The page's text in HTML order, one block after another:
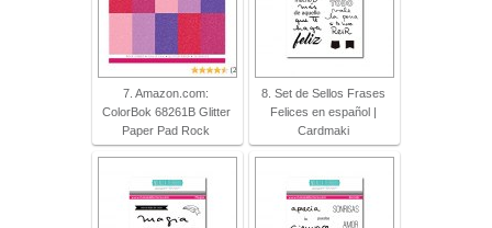
7. Amazon.com:
ColorBok 68261B Glitter
Paper Pad Rock
8. Set de Sellos Frases
Felices en español |
Cardmaki